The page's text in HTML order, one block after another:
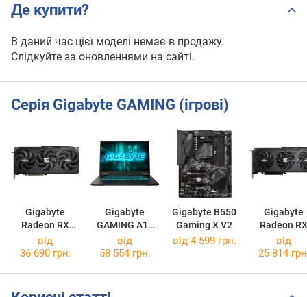
Де купити?
В даний час цієї моделі немає в продажу.
Слідкуйте за оновленнями на сайті.
Серія Gigabyte GAMING (ігрові)
Gigabyte
Radeon RX
9070 XT
GAMING OC
Gigabyte
GAMING A16
3WH
[3WHK3EE894SD]
Gigabyte B550
Gaming X V2
Gigabyte
Radeon RX
9060 XT
GAMING
від
36 690 грн.
від
58 554 грн.
від 4 599 грн.
від
25 814